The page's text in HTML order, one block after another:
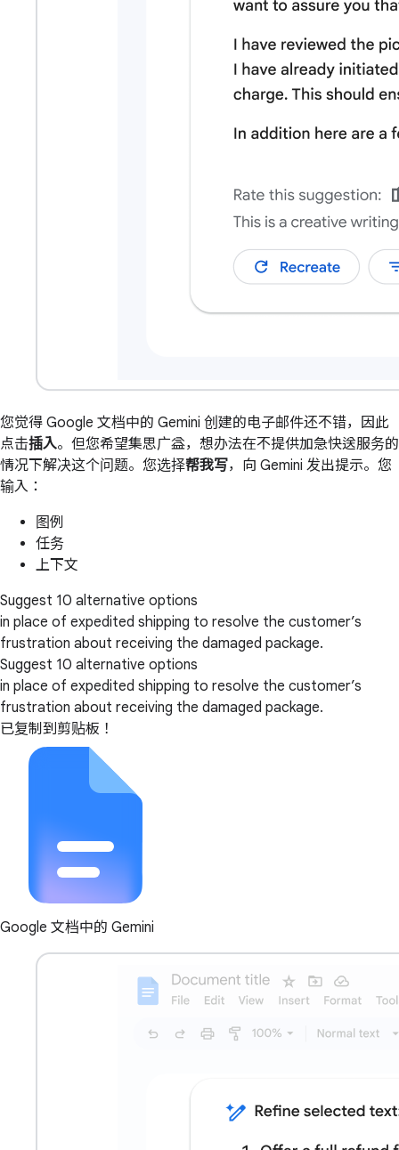
您觉得 Google 文档中的 Gemini 创建的电子邮件还不错，因此
点击插入。但您希望集思广益，想办法在不提供加急快送服务的
情况下解决这个问题。您选择帮我写，向 Gemini 发出提示。您
输入：
图例
任务
上下文
Suggest 10 alternative options
in place of expedited shipping to resolve the customer’s
frustration about receiving the damaged package.
Suggest 10 alternative options
in place of expedited shipping to resolve the customer’s
frustration about receiving the damaged package.
已复制到剪贴板！
Google 文档中的 Gemini